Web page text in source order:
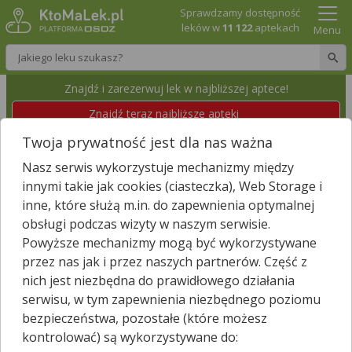
Wpisz nazwę leku
Sprawdzamy dostępność
leków w11 122aptekach Menu
Znajdź i zarezerwuj lek w najbliższej aptece!
Znajdź teraz najbliższe apteki
APTEKA "NOVA" - ANDRZEJ KACZOROWSKI
Brześć Kujawski, Królewska 10a Wyświetl numer
Id apteki: 909 449
Zamknięta, zapraszamy dzisiaj(08:00 – 17:00)
Znajdź leki w okolicy i zarezerwuj
Godziny otwarcia
Twoja prywatność jest dla nas ważna
Nasz serwis wykorzystuje mechanizmy między
innymi takie jak cookies (ciasteczka), Web Storage i
inne, które służą m.in. do zapewnienia optymalnej
obsługi podczas wizyty w naszym serwisie.
Powyższe mechanizmy mogą być wykorzystywane
przez nas jak i przez naszych partnerów. Część z
nich jest niezbędna do prawidłowego działania
serwisu, w tym zapewnienia niezbędnego poziomu
bezpieczeństwa, pozostałe (które możesz
kontrolować) są wykorzystywane do: